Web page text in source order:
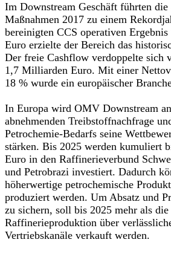
Im Downstream Geschäft führten die
Maßnahmen 2017 zu einem
bereinigten CCS operativen
Euro erzielte der Bereich das
Der freie Cashflow verdoppelte sich
1,7 Milliarden Euro. Mit einer
18 % wurde ein europäischer
In Europa wird OMV Downstream
abnehmenden Treibstoffnachfrage
Petrochemie-Bedarfs seine
stärken. Bis 2025 werden kumuliert
Euro in den Raffinerieverbund
und Petrobrazi investiert. Dadurch
höherwertige petrochemische
produziert werden. Um Absatz und
zu sichern, soll bis 2025 mehr als
Raffinerieproduktion über
Vertriebskanäle verkauft werden.